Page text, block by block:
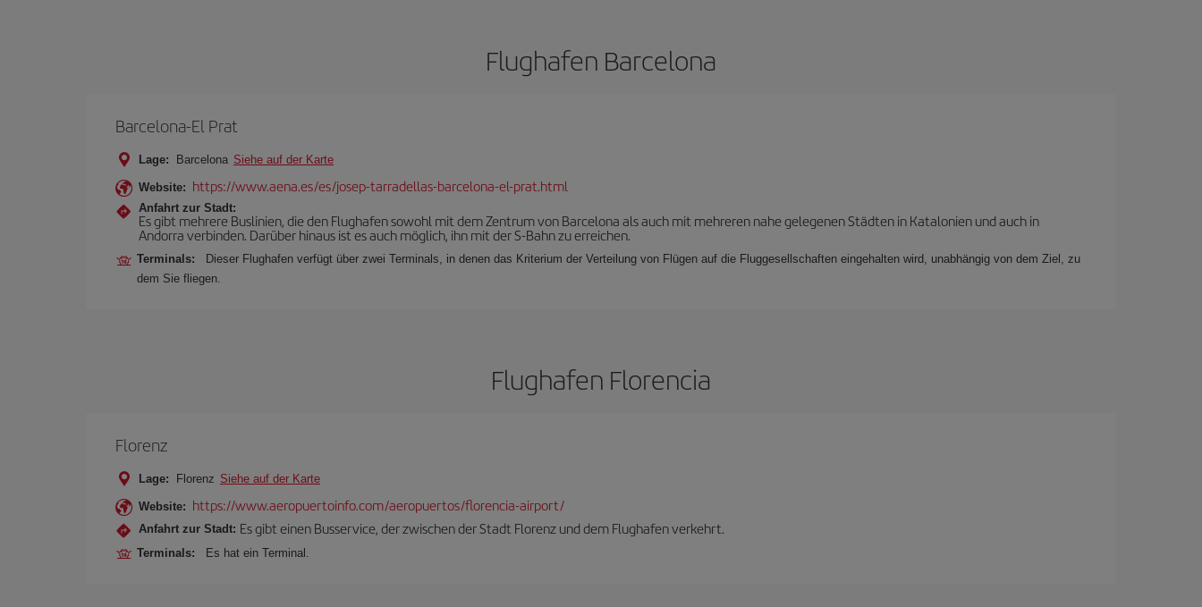
Flughafen Barcelona
Barcelona-El Prat
Lage: Barcelona Siehe auf der Karte
Website: https://www.aena.es/es/josep-tarradellas-barcelona-el-prat.html
Anfahrt zur Stadt:
Es gibt mehrere Buslinien, die den Flughafen sowohl mit dem Zentrum von Barcelona als auch mit mehreren nahe gelegenen Städten in Katalonien und auch in
Andorra verbinden. Darüber hinaus ist es auch möglich, ihn mit der S-Bahn zu erreichen.
Terminals:
Dieser Flughafen verfügt über zwei Terminals, in denen das Kriterium der Verteilung von Flügen auf die Fluggesellschaften eingehalten wird, unabhängig von dem Ziel, zu
dem Sie fliegen.
Flughafen Florencia
Florenz
Lage: Florenz Siehe auf der Karte
Website: https://www.aeropuertoinfo.com/aeropuertos/florencia-airport/
Anfahrt zur Stadt: Es gibt einen Busservice, der zwischen der Stadt Florenz und dem Flughafen verkehrt.
Terminals: Es hat ein Terminal.